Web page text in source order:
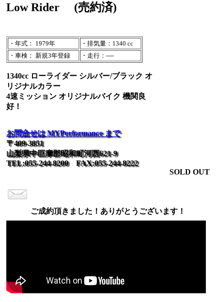
Low Rider
(売約済)
・年式： 1979年
・排気量：1340 cc
・車検： 新規3年登録
・走行：----
1340cc ローライダー シルバー/ブラック オ
リジナルカラー
4速ミッション オリジナルバイク 機関良
好！
お問合せは MYPerformance まで
〒409-3851
山梨県中巨摩郡昭和町河西621-9
TEL:055-244-8200 FAX:055-244-8222
SOLD OUT
ご成約頂きました！ありがとうございます！